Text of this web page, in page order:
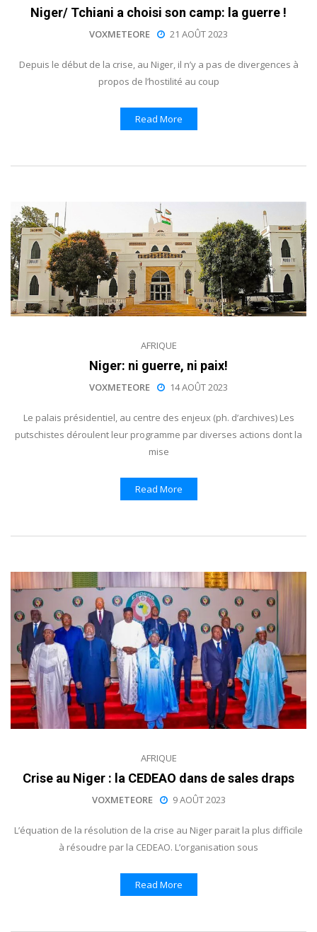
Niger/ Tchiani a choisi son camp: la guerre !
VOXMETEORE 21 AOÛT 2023
Depuis le début de la crise, au Niger, il n’y a pas de divergences à
propos de l’hostilité au coup
Read More
AFRIQUE
Niger: ni guerre, ni paix!
VOXMETEORE 14 AOÛT 2023
Le palais présidentiel, au centre des enjeux (ph. d’archives) Les
putschistes déroulent leur programme par diverses actions dont la
mise
Read More
AFRIQUE
Crise au Niger : la CEDEAO dans de sales draps
VOXMETEORE 9 AOÛT 2023
L’équation de la résolution de la crise au Niger parait la plus difficile
à résoudre par la CEDEAO. L’organisation sous
Read More